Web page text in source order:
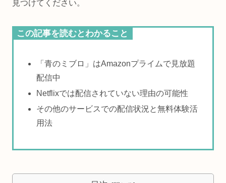
見つけてください。
この記事を読むとわかること
「青のミブロ」はAmazonプライムで見放題
配信中
Netflixでは配信されていない理由の可能性
その他のサービスでの配信状況と無料体験活
用法